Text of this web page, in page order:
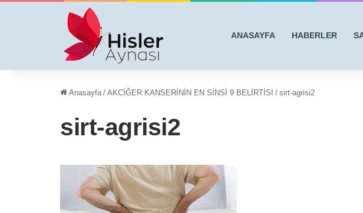
ANASAYFA HABERLER
Anasayfa / AKCİĞER KANSERİNİN EN SİNSİ 9 BELİRTİSİ / sirt-agrisi2
sirt-agrisi2